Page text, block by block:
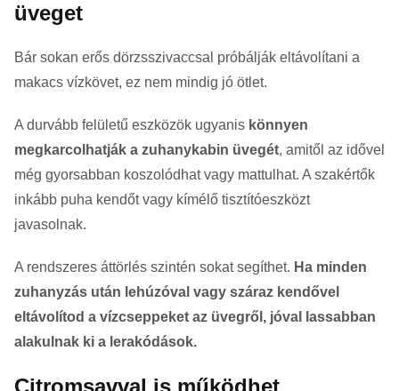
üveget
Bár sokan erős dörzsszivaccsal próbálják eltávolítani a
makacs vízkövet, ez nem mindig jó ötlet.
A durvább felületű eszközök ugyanis könnyen
megkarcolhatják a zuhanykabin üvegét, amitől az idővel
még gyorsabban koszolódhat vagy mattulhat. A szakértők
inkább puha kendőt vagy kímélő tisztítóeszközt
javasolnak.
A rendszeres áttörlés szintén sokat segíthet. Ha minden
zuhanyzás után lehúzóval vagy száraz kendővel
eltávolítod a vízcseppeket az üvegről, jóval lassabban
alakulnak ki a lerakódások.